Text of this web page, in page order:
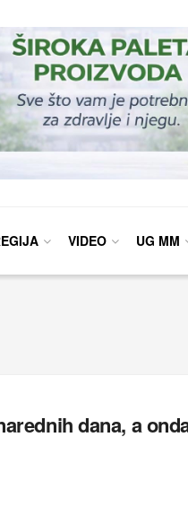
VIDEO UG MM
dana, a